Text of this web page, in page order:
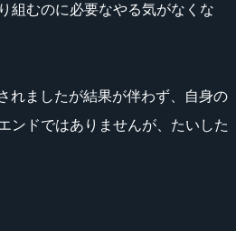
組むのに必要なやる気がなくな
れましたが結果が伴わず、自身の
ンドではありませんが、たいした